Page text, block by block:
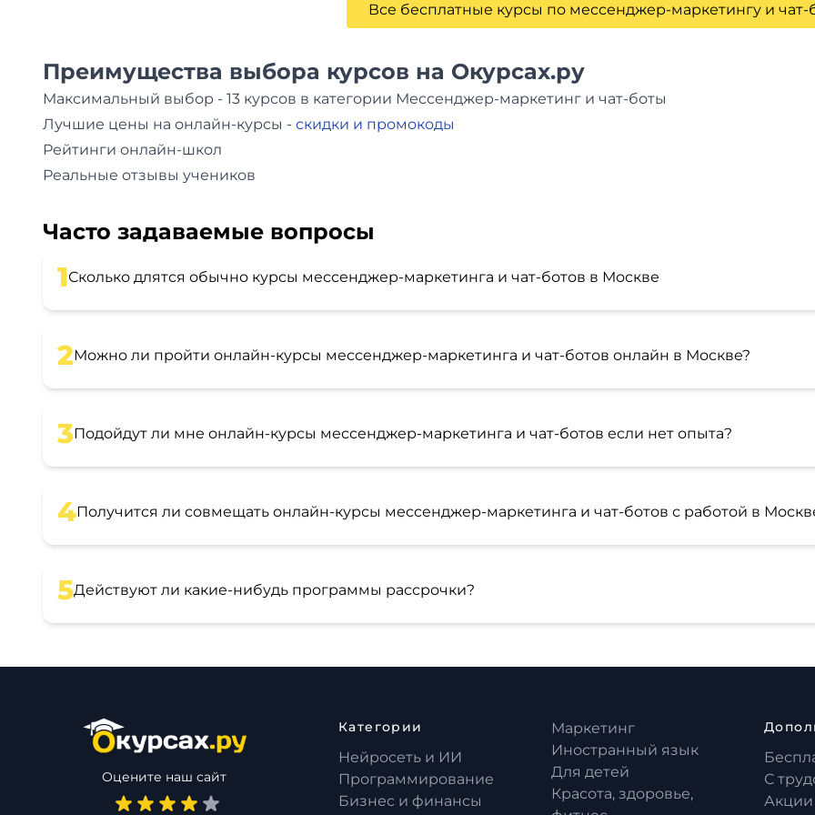
Все бесплатные курсы по мессенджер-маркетингу и чат-
Преимущества выбора курсов на Окурсах.ру
Максимальный выбор - 13 курсов в категории Мессенджер-маркетинг и чат-боты
Лучшие цены на онлайн-курсы - скидки и промокоды
Рейтинги онлайн-школ
Реальные отзывы учеников
Часто задаваемые вопросы
1Сколько длятся обычно курсы мессенджер-маркетинга и чат-ботов в Москве
2Можно ли пройти онлайн-курсы мессенджер-маркетинга и чат-ботов онлайн в Москве?
3Подойдут ли мне онлайн-курсы мессенджер-маркетинга и чат-ботов если нет опыта?
4Получится ли совмещать онлайн-курсы мессенджер-маркетинга и чат-ботов с работой в
5Действуют ли какие-нибудь программы рассрочки?
Оцените наш сайт
Категории
Нейросеть и ИИ
Программирование
Бизнес и финансы
Маркетинг
Иностранный язык
Для детей
Красота, здоровье,
С